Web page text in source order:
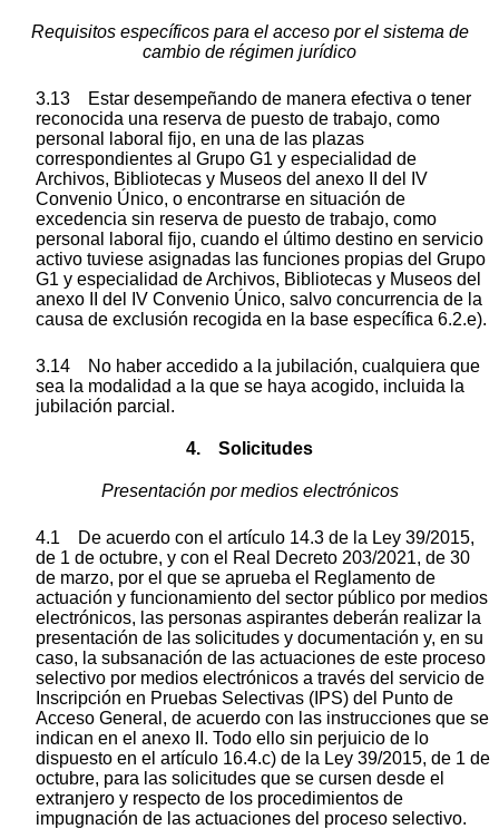
Requisitos específicos para el acceso por el sistema de
cambio de régimen jurídico
3.13 Estar desempeñando de manera efectiva o tener
reconocida una reserva de puesto de trabajo, como
personal laboral fijo, en una de las plazas
correspondientes al Grupo G1 y especialidad de
Archivos, Bibliotecas y Museos del anexo II del IV
Convenio Único, o encontrarse en situación de
excedencia sin reserva de puesto de trabajo, como
personal laboral fijo, cuando el último destino en servicio
activo tuviese asignadas las funciones propias del Grupo
G1 y especialidad de Archivos, Bibliotecas y Museos del
anexo II del IV Convenio Único, salvo concurrencia de la
causa de exclusión recogida en la base específica 6.2.e).
3.14 No haber accedido a la jubilación, cualquiera que
sea la modalidad a la que se haya acogido, incluida la
jubilación parcial.
4. Solicitudes
Presentación por medios electrónicos
4.1 De acuerdo con el artículo 14.3 de la Ley 39/2015,
de 1 de octubre, y con el Real Decreto 203/2021, de 30
de marzo, por el que se aprueba el Reglamento de
actuación y funcionamiento del sector público por medios
electrónicos, las personas aspirantes deberán realizar la
presentación de las solicitudes y documentación y, en su
caso, la subsanación de las actuaciones de este proceso
selectivo por medios electrónicos a través del servicio de
Inscripción en Pruebas Selectivas (IPS) del Punto de
Acceso General, de acuerdo con las instrucciones que se
indican en el anexo II. Todo ello sin perjuicio de lo
dispuesto en el artículo 16.4.c) de la Ley 39/2015, de 1 de
octubre, para las solicitudes que se cursen desde el
extranjero y respecto de los procedimientos de
impugnación de las actuaciones del proceso selectivo.